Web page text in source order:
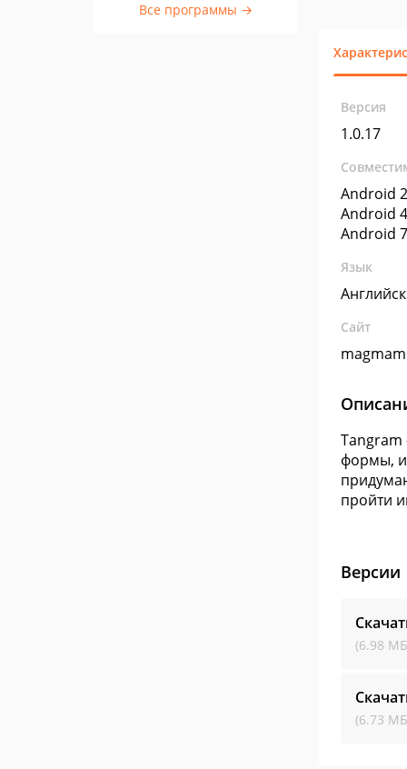
Все программы →
Версия
1.0.17
Android
Android
Android
Язык
Сайт
формы,
пройти
Версии
(6.98
(6.73